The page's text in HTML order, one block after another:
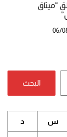
“ميثاق
06/
البحث
س د